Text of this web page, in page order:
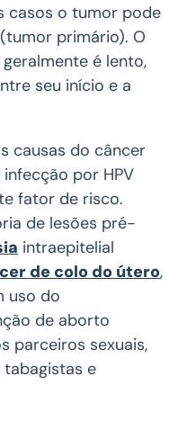
casos o tumor pode
primário). O
é lento,
seu início e a
causas do câncer
por HPV
fator de risco.
de lesões pré-
intraepitelial
de colo do útero,
uso do
de aborto
parceiros sexuais,
tabagistas e